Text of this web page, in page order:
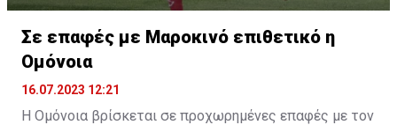
Σε επαφές με Μαροκινό επιθετικό η
Ομόνοια
16.07.2023 12:21
Η Ομόνοια βρίσκεται σε προχωρημένες επαφές με τον